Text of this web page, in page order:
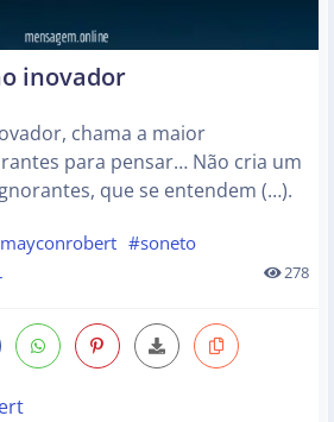
inovador
chama a maior
para pensar… Não cria um
que se entendem (…).
#soneto
278